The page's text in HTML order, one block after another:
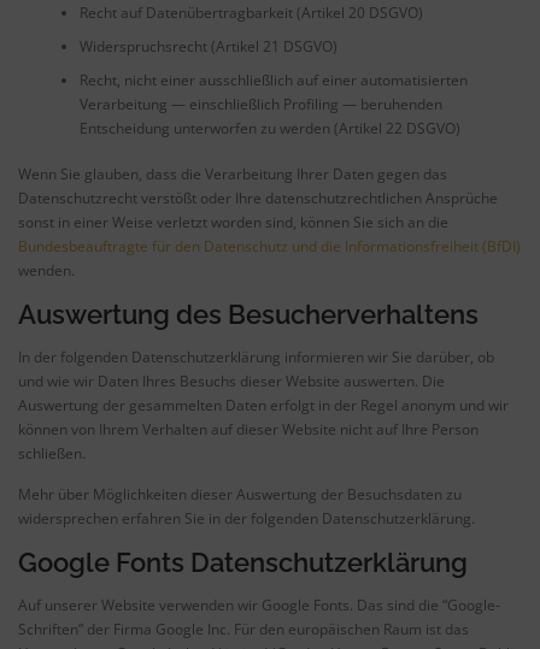
Recht auf Datenübertragbarkeit (Artikel 20 DSGVO)
Widerspruchsrecht (Artikel 21 DSGVO)
Recht, nicht einer ausschließlich auf einer automatisierten
Verarbeitung — einschließlich Profiling — beruhenden
Entscheidung unterworfen zu werden (Artikel 22 DSGVO)
Wenn Sie glauben, dass die Verarbeitung Ihrer Daten gegen das
Datenschutzrecht verstößt oder Ihre datenschutzrechtlichen Ansprüche
sonst in einer Weise verletzt worden sind, können Sie sich an die
Bundesbeauftragte für den Datenschutz und die Informationsfreiheit (BfDI)
wenden.
Auswertung des Besucherverhaltens
In der folgenden Datenschutzerklärung informieren wir Sie darüber, ob
und wie wir Daten Ihres Besuchs dieser Website auswerten. Die
Auswertung der gesammelten Daten erfolgt in der Regel anonym und wir
können von Ihrem Verhalten auf dieser Website nicht auf Ihre Person
schließen.
Mehr über Möglichkeiten dieser Auswertung der Besuchsdaten zu
widersprechen erfahren Sie in der folgenden Datenschutzerklärung.
Google Fonts Datenschutzerklärung
Auf unserer Website verwenden wir Google Fonts. Das sind die “Google-
Schriften” der Firma Google Inc. Für den europäischen Raum ist das